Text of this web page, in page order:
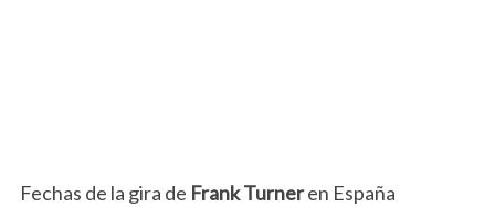
Fechas de la gira de Frank Turneren España